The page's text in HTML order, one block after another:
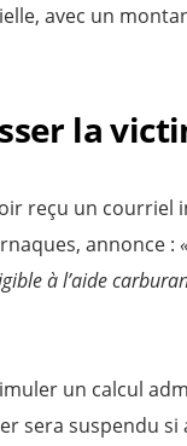
avec un
la
reçu un courriel
annonce :
à l’aide
un calcul
sera suspendu si